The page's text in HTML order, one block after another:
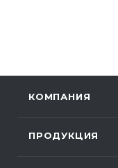
КОМПАНИЯ
ПРОДУКЦИЯ